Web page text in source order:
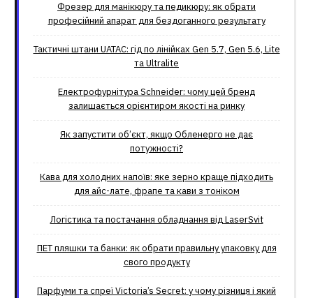
Фрезер для манікюру та педикюру: як обрати
професійний апарат для бездоганного результату
Тактичні штани UATAC: гід по лінійках Gen 5.7, Gen 5.6, Lite
та Ultralite
Електрофурнітура Schneider: чому цей бренд
залишається орієнтиром якості на ринку
Як запустити об’єкт, якщо Обленерго не дає
потужності?
Кава для холодних напоїв: яке зерно краще підходить
для айс-лате, фрапе та кави з тоніком
Логістика та постачання обладнання від LaserSvit
ПЕТ пляшки та банки: як обрати правильну упаковку для
свого продукту
Парфуми та спреї Victoria’s Secret: у чому різниця і який